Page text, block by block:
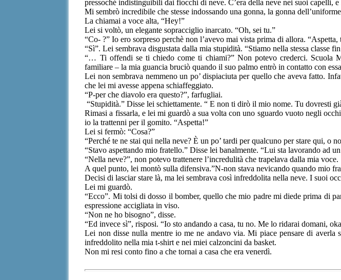
pressoché indistinguibili dai fiocchi di neve. C’era della neve nei suoi capelli,
Mi sembrò incredibile che stesse indossando una gonna, la gonna
La chiamai a voce alta, “Hey!”
Lei si voltò, un elegante sopracciglio inarcato. “Oh, sei tu.”
“Co- ?” Io ero sorpreso perchè non l’avevo mai vista prima di allora. “Aspetta,
“Sì”. Lei sembrava disgustata dalla mia stupidità. “Stiamo nella stessa classe
“… Ti offendi se ti chiedo come ti chiami?” Non potevo crederci. Scuola
familiare – la mia guancia bruciò quando il suo palmo entrò in contatto con
Lei non sembrava nemmeno un po’ dispiaciuta per quello che aveva fatto.
che lei mi avesse appena schiaffeggiato.
“P-per che diavolo era questo?”, farfugliai.
“Stupidità.” Disse lei schiettamente. “ E non ti dirò il mio nome. Tu dovresti
Rimasi a fissarla, e lei mi guardò a sua volta con uno sguardo vuoto negli
io la trattenni per il gomito. “Aspetta!”
Lei si fermò: “Cosa?”
“Perché te ne stai qui nella neve? È un po’ tardi per qualcuno per stare qui, o
“Stavo aspettando mio fratello.” Disse lei banalmente. “Lui sta lavorando ad
“Nella neve?”, non potevo trattenere l’incredulità che trapelava dalla mia voce.
A quel punto, lei montò sulla difensiva.”N-non stava nevicando quando mio
Decisi di lasciar stare là, ma lei sembrava così infreddolita nella neve. I suoi
Lei mi guardò.
“Ecco”. Mi tolsi di dosso il bomber, quello che mio padre mi diede prima di
espressione accigliata in viso.
“Non ne ho bisogno”, disse.
“Ed invece sì”, risposi. “Io sto andando a casa, tu no. Me lo ridarai domani,
Lei non disse nulla mentre io me ne andavo via. Mi piace pensare di
infreddolito nella mia t-shirt e nei miei calzoncini da basket.
Non mi resi conto fino a che tornai a casa che era venerdì.